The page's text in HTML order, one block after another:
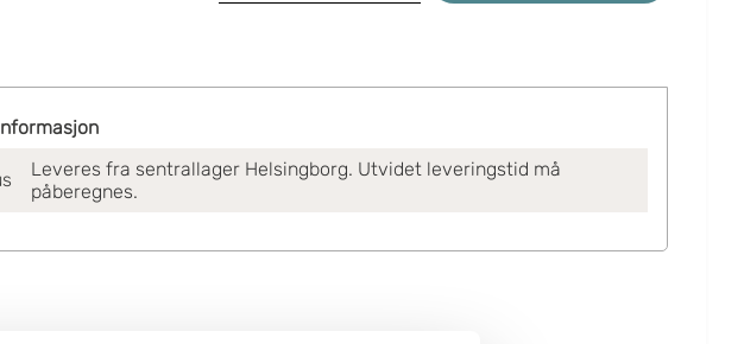
Leveres fra sentrallager Helsingborg. Utvidet leveringstid må
påberegnes.